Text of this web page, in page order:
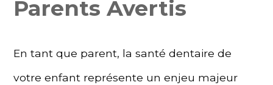
Parents Avertis
En tant que parent, la santé dentaire de
votre enfant représente un enjeu majeur